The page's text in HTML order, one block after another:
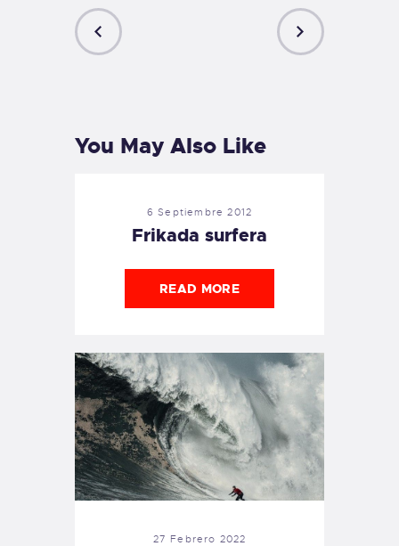
You May Also Like
6 Septiembre 2012
Frikada surfera
READ MORE
27 Febrero 2022